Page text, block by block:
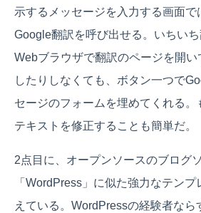
示するメッセージを入力する画面で
Google翻訳を呼び出せる。いちいち
Webブラウザで翻訳のページを開い
したりしなくても、ボタン一つで
セージのフォームを埋めてくれる
テキストを修正することも簡単だ。
2点目に、オープンソースのブログ
「WordPress」に似た強力なテン
えている。WordPressの経験者なら